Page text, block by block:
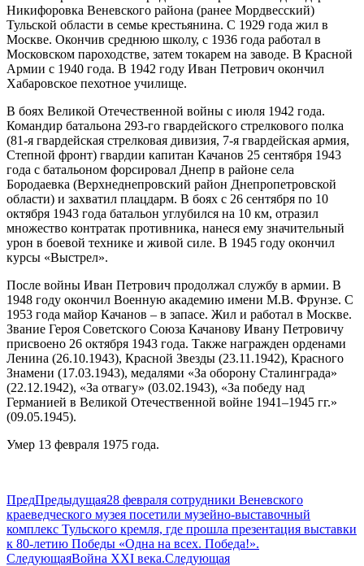
Никифоровка Веневского района (ранее Мордвесский)
Тульской области в семье крестьянина. С 1929 года жил в
Москве. Окончив среднюю школу, с 1936 года работал в
Московском пароходстве, затем токарем на заводе. В Красной
Армии с 1940 года. В 1942 году Иван Петрович окончил
Хабаровское пехотное училище.
В боях Великой Отечественной войны с июля 1942 года.
Командир батальона 293-го гвардейского стрелкового полка
(81-я гвардейская стрелковая дивизия, 7-я гвардейская армия,
Степной фронт) гвардии капитан Качанов 25 сентября 1943
года с батальоном форсировал Днепр в районе села
Бородаевка (Верхнеднепровский район Днепропетровской
области) и захватил плацдарм. В боях с 26 сентября по 10
октября 1943 года батальон углубился на 10 км, отразил
множество контратак противника, нанеся ему значительный
урон в боевой технике и живой силе. В 1945 году окончил
курсы «Выстрел».
После войны Иван Петрович продолжал службу в армии. В
1948 году окончил Военную академию имени М.В. Фрунзе. С
1953 года майор Качанов – в запасе. Жил и работал в Москве.
Звание Героя Советского Союза Качанову Ивану Петровичу
присвоено 26 октября 1943 года. Также награжден орденами
Ленина (26.10.1943), Красной Звезды (23.11.1942), Красного
Знамени (17.03.1943), медалями «За оборону Сталинграда»
(22.12.1942), «За отвагу» (03.02.1943), «За победу над
Германией в Великой Отечественной войне 1941–1945 гг.»
(09.05.1945).
Умер 13 февраля 1975 года.
ПредПредыдущая28 февраля сотрудники Веневского
краеведческого музея посетили музейно-выставочный
комплекс Тульского кремля, где прошла презентация выставки
к 80-летию Победы «Одна на всех. Победа!».
СледующаяВойна XXI века.Следующая